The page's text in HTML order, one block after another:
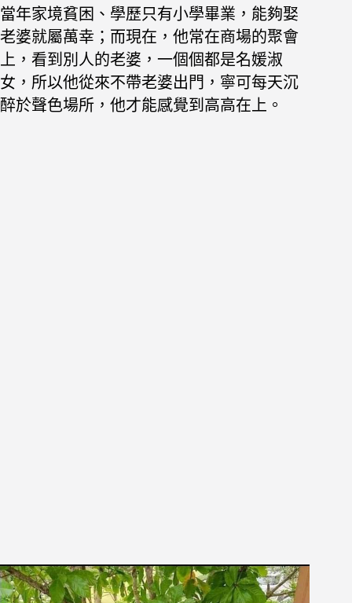
當年家境貧困、學歷只有小學畢業，能夠娶
老婆就屬萬幸； 而現在，他常在商場的聚會
上，看到 別人的老婆，一個個都是名媛淑
女， 所以他從來不帶老婆出門，寧可每天沉
醉於聲色場所，他才能感覺到高高在上。